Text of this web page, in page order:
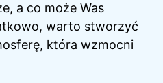
a co może Was
warto stworzyć
która wzmocni